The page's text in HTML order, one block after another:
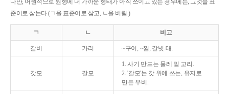
다만, 어원적으로 원형에 더 가까운 형태가 아직 쓰이고 있는 경우에는, 그것을 표
준어로 삼는다.(ㄱ을 표준어로 삼고, ㄴ을 버림.)
ㄱ ㄴ 비고
갈비 가리 ~구이, ~찜, 갈빗-대.
갓모 갈모
1. 사기 만드는 물레 밑 고리.
2. '갈모'는 갓 위에 쓰는, 유지로
만든 우비.